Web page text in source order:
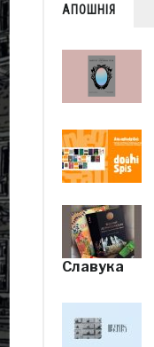
АПОШНІЯ
Славука